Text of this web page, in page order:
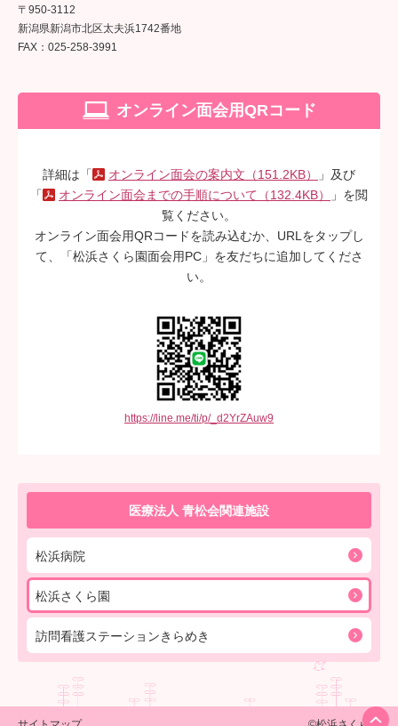
〒950-3112
新潟県新潟市北区太夫浜1742番地
FAX：025-258-3991
オンライン面会用QRコード
詳細は「 オンライン面会の案内文（151.2KB）
」及び
「
オンライン面会までの手順について（132.4KB）
」を閲
覧ください。
オンライン面会用QRコードを読み込むか、URLをタップし
て、「松浜さくら園面会用PC」を友だちに追加してくださ
い。
https://line.me/ti/p/_d2YrZAuw9
医療法人 青松会関連施設
松浜病院
松浜さくら園
訪問看護ステーションきらめき